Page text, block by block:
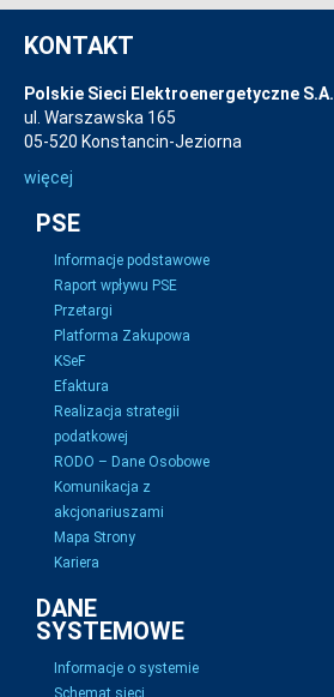
KONTAKT
Polskie Sieci Elektroenergetyczne S.A.
ul. Warszawska 165
05-520 Konstancin-Jeziorna
więcej
PSE
Informacje podstawowe
Raport wpływu PSE
Przetargi
Platforma Zakupowa
KSeF
Efaktura
Realizacja strategii
podatkowej
RODO – Dane Osobowe
Komunikacja z
akcjonariuszami
Mapa Strony
Kariera
DANE
SYSTEMOWE
Informacje o systemie
Schemat sieci